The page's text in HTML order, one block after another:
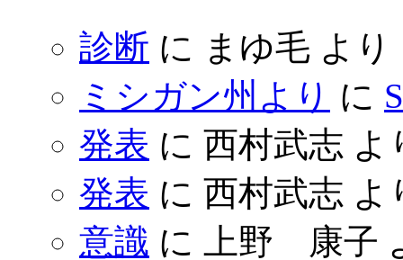
診断 に まゆ毛 より
ミシガン州より に
発表 に 西村武志 よ
発表 に 西村武志 よ
意識 に 上野 康子